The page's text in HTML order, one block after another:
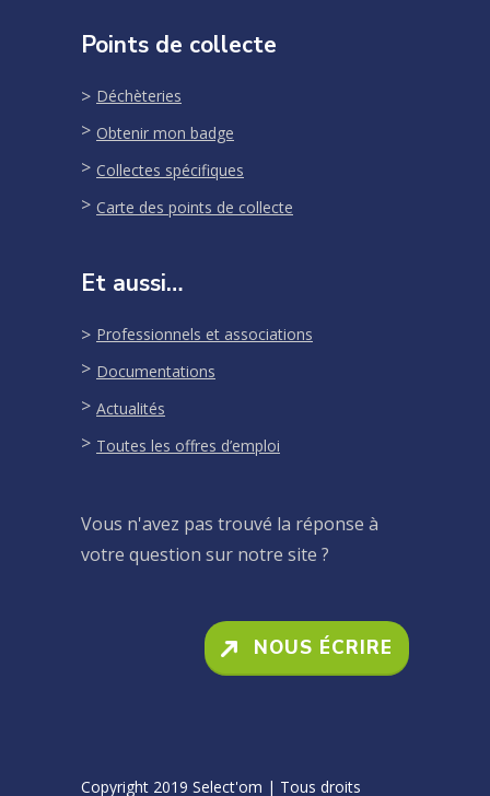
Points de collecte
Déchèteries
Obtenir mon badge
Collectes spécifiques
Carte des points de collecte
Et aussi…
Professionnels et associations
Documentations
Actualités
Toutes les offres d’emploi
Vous n'avez pas trouvé la réponse à
votre question sur notre site ?
NOUS ÉCRIRE
Copyright 2019 Select'om | Tous droits